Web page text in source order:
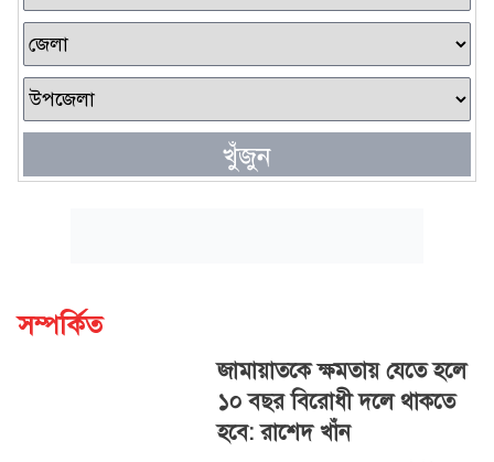
খুঁজুন
সম্পর্কিত
জামায়াতকে ক্ষমতায় যেতে হলে
১০ বছর বিরোধী দলে থাকতে
হবে: রাশেদ খাঁন